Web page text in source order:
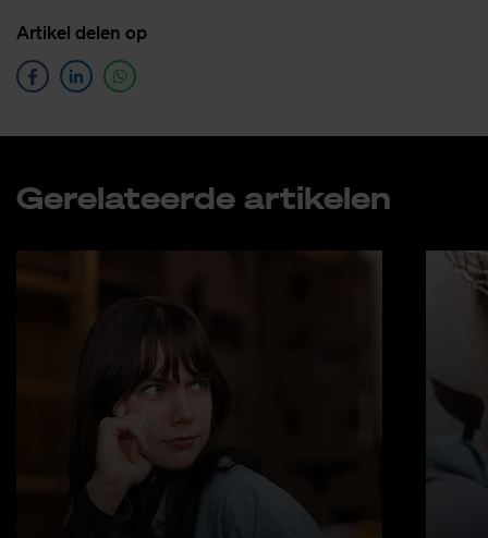
Ar­ti­kel de­len op
Ge­re­la­teer­de ar­ti­ke­len